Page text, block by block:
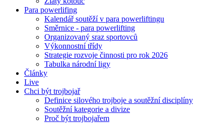
Para powerlifing
Kalendář soutěží v para powerliftingu
Směrnice - para powerlifting
Organizovaný sraz sportovců
Výkonnostní třídy
Strategie rozvoje činnosti pro rok 2026
Tabulka národní ligy
Články
Live
Chci být trojbojař
Definice silového trojboje a soutěžní disciplíny
Soutěžní kategorie a divize
Proč být trojbojařem